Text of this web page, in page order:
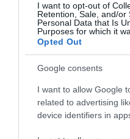
I want to opt-out of
Retention, Sale, and/or
Personal Data that Is
Purposes for which it
Opted Out
Google consents
I want to allow Google
related to advertising
device identifiers in
ΔΗΜΟΦΙΛΗ